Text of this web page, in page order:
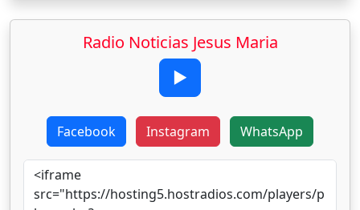
Radio Noticias Jesus Maria
▶
Facebook Instagram WhatsApp